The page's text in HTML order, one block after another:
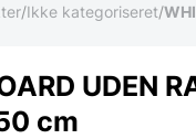
/Ikke kategoriseret/
UDEN
cm